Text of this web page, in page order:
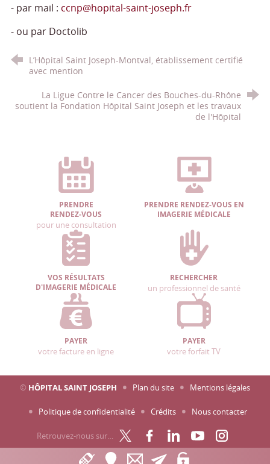
- par mail : ccnp@hopital-saint-joseph.fr
- ou par Doctolib
L’Hôpital Saint Joseph-Montval, établissement certifié
avec mention
La Ligue Contre le Cancer des Bouches-du-Rhône
soutient la Fondation Hôpital Saint Joseph et les travaux
de l'Hôpital
PRENDRE
RENDEZ-VOUS
pour une consultation
PRENDRE RENDEZ-VOUS EN
IMAGERIE MÉDICALE
VOS RÉSULTATS
D'IMAGERIE MÉDICALE
RECHERCHER
un professionnel de santé
PAYER
votre facture en ligne
PAYER
votre forfait TV
© HÔPITAL SAINT JOSEPH Plan du site Mentions légales
Politique de confidentialité Crédits Nous contacter
Retrouvez-nous sur…